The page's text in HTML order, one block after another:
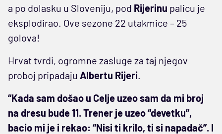
a po dolasku u Sloveniju, pod Rijerinu palicu je
eksplodirao. Ove sezone 22 utakmice – 25
golova!
Hrvat tvrdi, ogromne zasluge za taj njegov
proboj pripadaju Albertu Rijeri.
“Kada sam došao u Celje uzeo sam da mi broj
na dresu bude 11. Trener je uzeo “devetku”,
bacio mi je i rekao: “Nisi ti krilo, ti si napadač”. I